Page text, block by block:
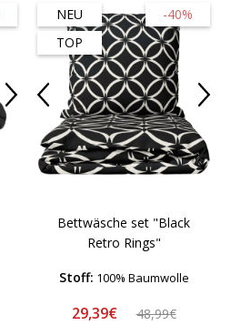
-40%
NEU
TOP
Bettwäsche set "Black
Retro Rings"
Stoff: 100% Baumwolle
29,39€ 48,99€